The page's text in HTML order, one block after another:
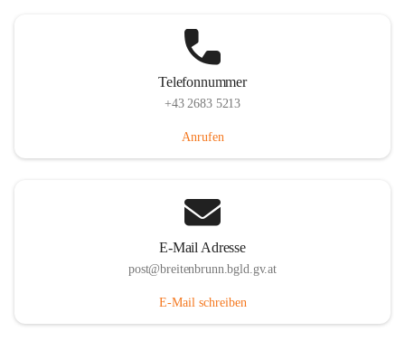
Telefonnummer
+43 2683 5213
Anrufen
E-Mail Adresse
post@breitenbrunn.bgld.gv.at
E-Mail schreiben